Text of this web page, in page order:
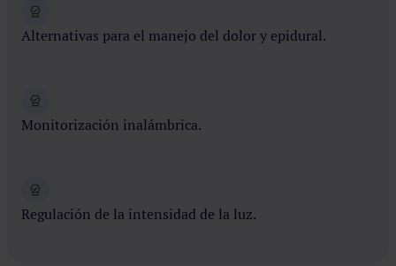
Alternativas para el manejo del dolor y epidural.
Monitorización inalámbrica.
Regulación de la intensidad de la luz.